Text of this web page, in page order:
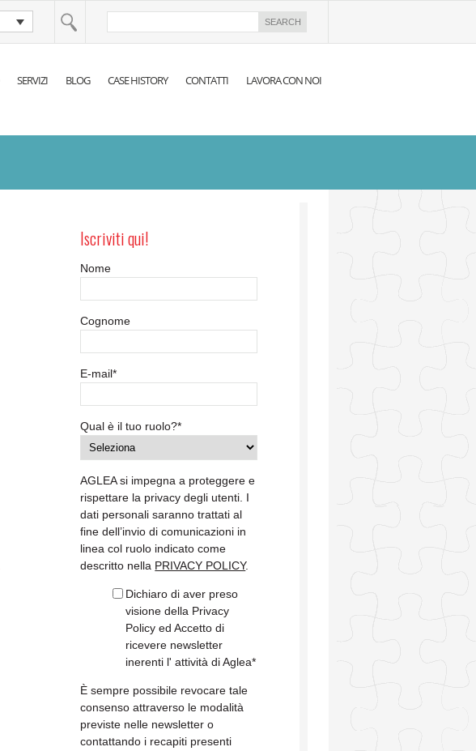
SERVIZI BLOG CASE HISTORY CONTATTI LAVORA CON NOI
Iscriviti qui!
Nome
Cognome
E-mail*
Qual è il tuo ruolo?*
AGLEA si impegna a proteggere e
rispettare la privacy degli utenti. I
dati personali saranno trattati al
fine dell’invio di comunicazioni in
linea col ruolo indicato come
descritto nella PRIVACY POLICY.
Dichiaro di aver preso
visione della Privacy
Policy ed Accetto di
ricevere newsletter
inerenti l' attività di Aglea*
È sempre possibile revocare tale
consenso attraverso le modalità
previste nelle newsletter o
contattando i recapiti presenti